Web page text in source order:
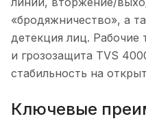
«бродяжничество», а
детекция лиц.
и грозозащита TVS
стабильность на
Ключевые